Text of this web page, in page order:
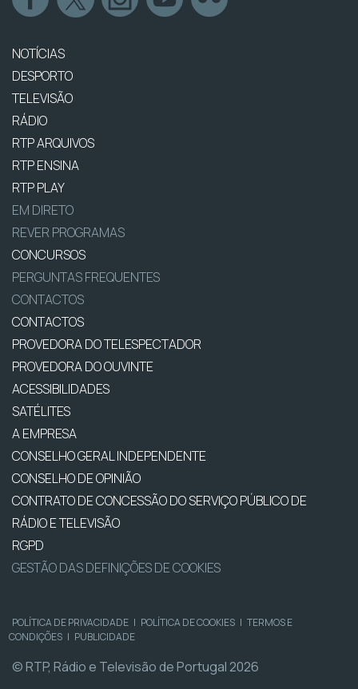
NOTÍCIAS
DESPORTO
TELEVISÃO
RÁDIO
RTP ARQUIVOS
RTP ENSINA
RTP PLAY
EM DIRETO
REVER PROGRAMAS
CONCURSOS
PERGUNTAS FREQUENTES
CONTACTOS
CONTACTOS
PROVEDORA DO TELESPECTADOR
PROVEDORA DO OUVINTE
ACESSIBILIDADES
SATÉLITES
A EMPRESA
CONSELHO GERAL INDEPENDENTE
CONSELHO DE OPINIÃO
CONTRATO DE CONCESSÃO DO SERVIÇO PÚBLICO DE
RÁDIO E TELEVISÃO
RGPD
GESTÃO DAS DEFINIÇÕES DE COOKIES
POLÍTICA DE PRIVACIDADE | POLÍTICA DE COOKIES | TERMOS E
CONDIÇÕES | PUBLICIDADE
© RTP, Rádio e Televisão de Portugal 2026